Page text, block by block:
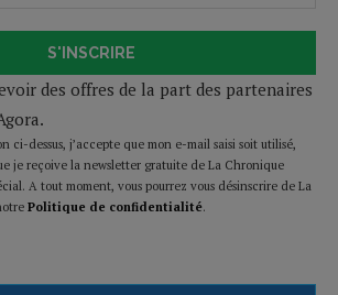
S'INSCRIRE
des offres de la part des partenaires
ci-dessus, j’accepte que mon e-mail saisi soit utilisé,
je reçoive la newsletter gratuite de La Chronique
A tout moment, vous pourrez vous désinscrire de La
Politique de confidentialité.